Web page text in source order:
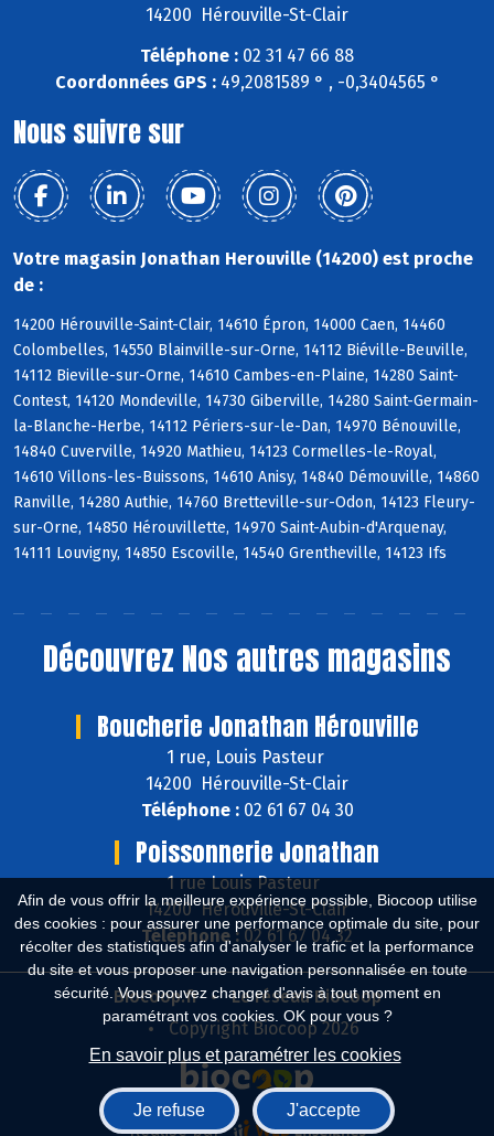
Afin de vous offrir la meilleure expérience possible, Biocoop utilise
des cookies : pour assurer une performance optimale du site, pour
récolter des statistiques afin d'analyser le trafic et la performance
du site et vous proposer une navigation personnalisée en toute
sécurité. Vous pouvez changer d'avis à tout moment en
paramétrant vos cookies. OK pour vous ?
En savoir plus et paramétrer les cookies
Je refuse J'accepte
14200 Hérouville-St-Clair
Téléphone : 02 31 47 66 88
Coordonnées GPS :49,2081589 ° , -0,3404565 °
Nous suivre sur
Votre magasin Jonathan Herouville (14200) est proche
de :
14200 Hérouville-Saint-Clair, 14610 Épron, 14000 Caen, 14460
Colombelles, 14550 Blainville-sur-Orne, 14112 Biéville-Beuville,
14112 Bieville-sur-Orne, 14610 Cambes-en-Plaine, 14280 Saint-
Contest, 14120 Mondeville, 14730 Giberville, 14280 Saint-Germain-
la-Blanche-Herbe, 14112 Périers-sur-le-Dan, 14970 Bénouville,
14840 Cuverville, 14920 Mathieu, 14123 Cormelles-le-Royal,
14610 Villons-les-Buissons, 14610 Anisy, 14840 Démouville, 14860
Ranville, 14280 Authie, 14760 Bretteville-sur-Odon, 14123 Fleury-
sur-Orne, 14850 Hérouvillette, 14970 Saint-Aubin-d'Arquenay,
14111 Louvigny, 14850 Escoville, 14540 Grentheville, 14123 Ifs
Découvrez Nos autres magasins
Boucherie Jonathan Hérouville
1 rue, Louis Pasteur
14200 Hérouville-St-Clair
Téléphone :02 61 67 04 30
Poissonnerie Jonathan
1 rue Louis Pasteur
14200 Hérouville-St-Clair
Téléphone : 02 61 67 04 32
Biocoop.fr
Le réseau Biocoop
Copyright Biocoop 2026
Réalisé par